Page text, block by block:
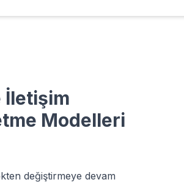
İletişim
Modelleri
değiştirmeye devam